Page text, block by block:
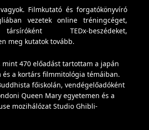
Filmkutató és forgatókönyvíró
vezetek online tréningcéget,
TEDx-beszédeket,
meg kutatok tovább.
mint 470 előadást tartottam a japán
és a kortárs filmmitológia témáiban.
főiskolán, vendégelőadóként
Queen Mary egyetemen és a
mozihálózat Studio Ghibli-